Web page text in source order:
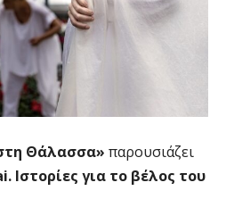
Θάλασσα» παρουσιάζει
Ιστορίες για το βέλος του